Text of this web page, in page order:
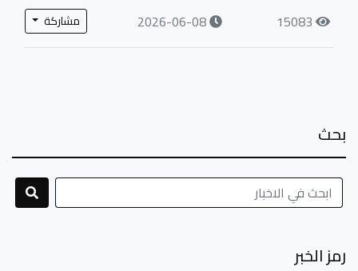
15083
2026-06-08 مشاركة
بحث
رمز الخبر